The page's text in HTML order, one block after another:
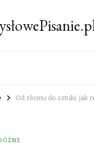
Od złomu do sztuki: